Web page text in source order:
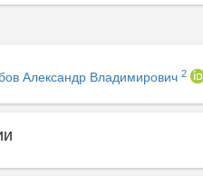
Александр Владимирович 2